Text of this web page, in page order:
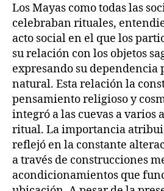
Los Mayas como todas las
celebraban rituales,
acto social en el que los
su relación con los objetos
expresando su dependencia
natural. Esta relación la
pensamiento religioso y
integró a las cuevas a varios
ritual. La importancia
reflejó en la constante
a través de construcciones
acondicionamientos que